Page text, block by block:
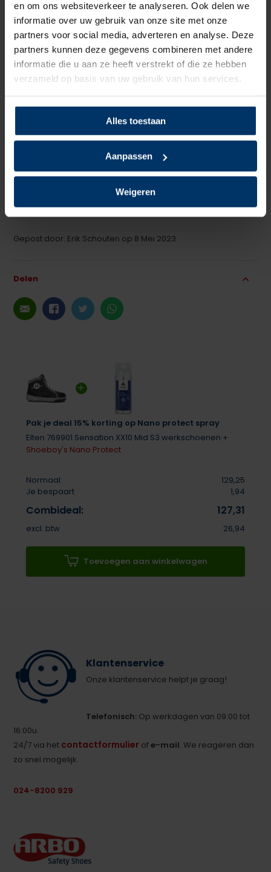
en om ons websiteverkeer te analyseren. Ook delen we
informatie over uw gebruik van onze site met onze
partners voor social media, adverteren en analyse. Deze
partners kunnen deze gegevens combineren met andere
informatie die u aan ze heeft verstrekt of die ze hebben
verzameld op basis van uw gebruik van hun services.
Alles toestaan
Aanpassen
Weigeren
Pak je deal 15% korting op Nano protect spray
Elten 769901 Sensation XX10 Mid S3 werkschoenen +
Shoeboy's Nano Protect
Normaal:
129,25
Je bespaart
1,94
Combideal: 127,31
excl. btw 26,94
Toevoegen aan winkelwagen
Schrijf je eigen review
5 van 5
Aanrader
-
Nog geen minpunt bemerkt
5 van 5
De schoenen zijn heerlijk licht en hebben een goed voetbed
prima.
Gepost door: Erik Schouten op 8 Mei 2023
Delen
Klantenservice
Onze klantenservice helpt je graag!
Telefonisch: Op werkdagen van 09:00 tot
16:00u.
24/7 via het contactformulier ofe-mail. We reageren dan
zo snel mogelijk.
024-8200 929